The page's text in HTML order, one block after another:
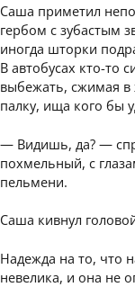
Саша приметил
гербом с зубастым
иногда шторки
В автобусах кто-то
выбежать, сжимая в
палку, ища кого бы
— Видишь, да? —
похмельный, с
пельмени.
Саша кивнул
Надежда на то, что
невелика, и она не